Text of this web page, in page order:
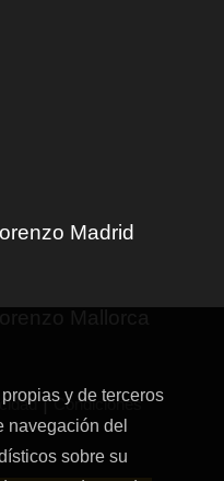
Madrid
| Condiciones
y de terceros
navegación del
sobre su